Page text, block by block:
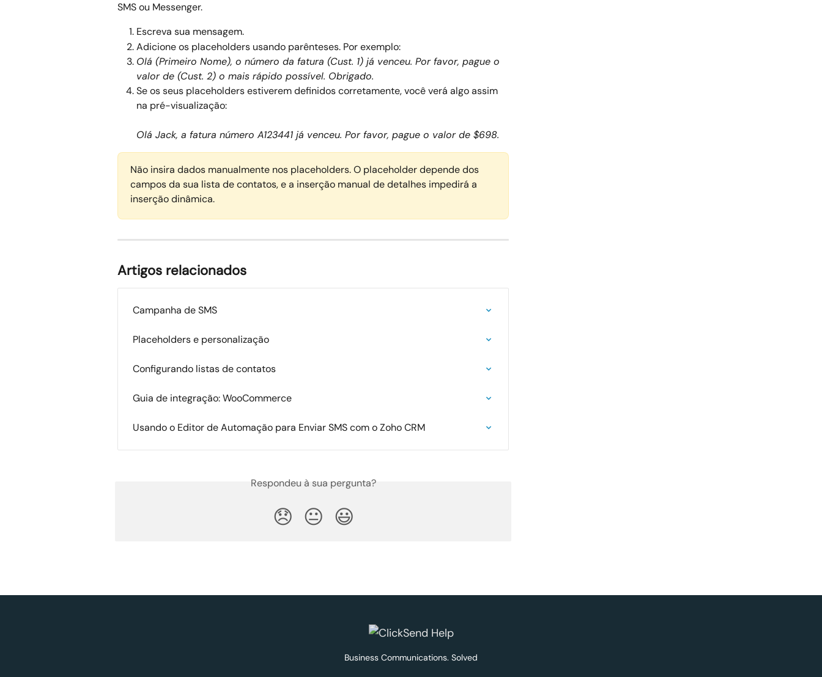
SMS ou Messenger.
Escreva sua mensagem.
Adicione os placeholders usando parênteses. Por exemplo:
Olá (Primeiro Nome), o número da fatura (Cust. 1) já venceu. Por favor, pague o
valor de (Cust. 2) o mais rápido possível. Obrigado.
Se os seus placeholders estiverem definidos corretamente, você verá algo assim
na pré-visualização:
Olá Jack, a fatura número A123441 já venceu. Por favor, pague o valor de $698.
Não insira dados manualmente nos placeholders. O placeholder depende dos
campos da sua lista de contatos, e a inserção manual de detalhes impedirá a
inserção dinâmica.
Artigos relacionados
Campanha de SMS
Placeholders e personalização
Configurando listas de contatos
Guia de integração: WooCommerce
Usando o Editor de Automação para Enviar SMS com o Zoho CRM
Respondeu à sua pergunta?
😞 😐 😃
Business Communications. Solved